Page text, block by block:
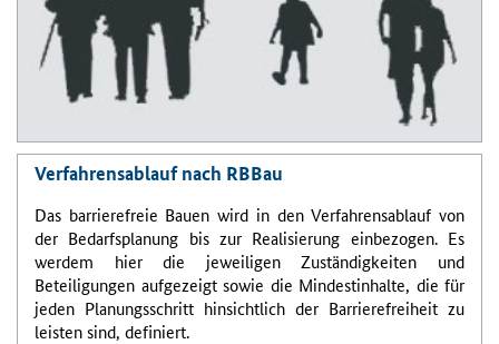
Verfahrensablauf nach RBBau
Das barrierefreie Bauen wird in den Verfahrensablauf von
der Bedarfsplanung bis zur Realisierung einbezogen. Es
werdem hier die jeweiligen Zuständigkeiten und
Beteiligungen aufgezeigt sowie die Mindestinhalte, die für
jeden Planungsschritt hinsichtlich der Barrierefreiheit zu
leisten sind, definiert.